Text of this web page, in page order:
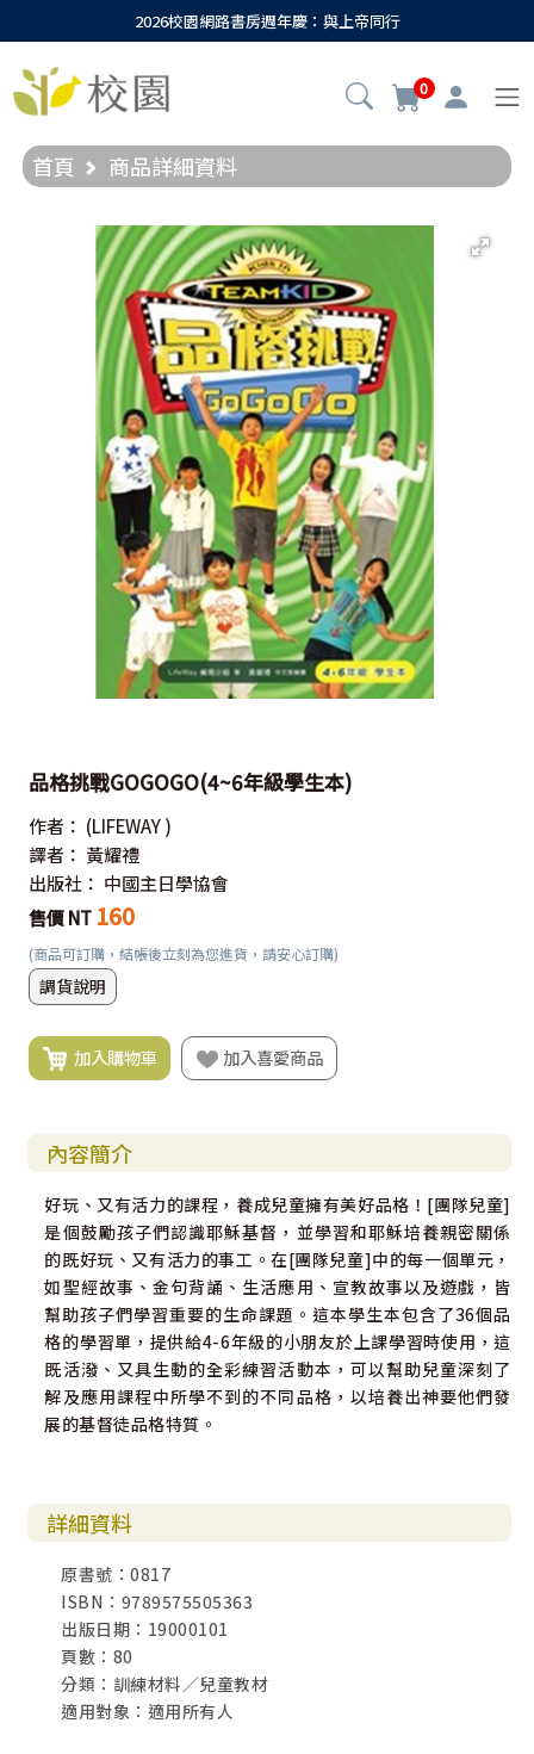
2026校園網路書房週年慶：與上帝同行
0
首頁 商品詳細資料
品格挑戰GOGOGO(4~6年級學生本)
作者： (LIFEWAY )
譯者： 黃耀禮
出版社： 中國主日學協會
售價 NT 160
(商品可訂購，結帳後立刻為您進貨，請安心訂購)
調貨說明
加入購物車 加入喜愛商品
內容簡介
好玩、又有活力的課程，養成兒童擁有美好品格！[團隊兒童]
是個鼓勵孩子們認識耶穌基督，並學習和耶穌培養親密關係
的既好玩、又有活力的事工。在[團隊兒童]中的每一個單元，
如聖經故事、金句背誦、生活應用、宣教故事以及遊戲，皆
幫助孩子們學習重要的生命課題。這本學生本包含了36個品
格的學習單，提供給4-6年級的小朋友於上課學習時使用，這
既活潑、又具生動的全彩練習活動本，可以幫助兒童深刻了
解及應用課程中所學不到的不同品格，以培養出神要他們發
展的基督徒品格特質。
詳細資料
原書號：0817
ISBN：9789575505363
出版日期：19000101
頁數：80
分類：訓練材料／兒童教材
適用對象：適用所有人